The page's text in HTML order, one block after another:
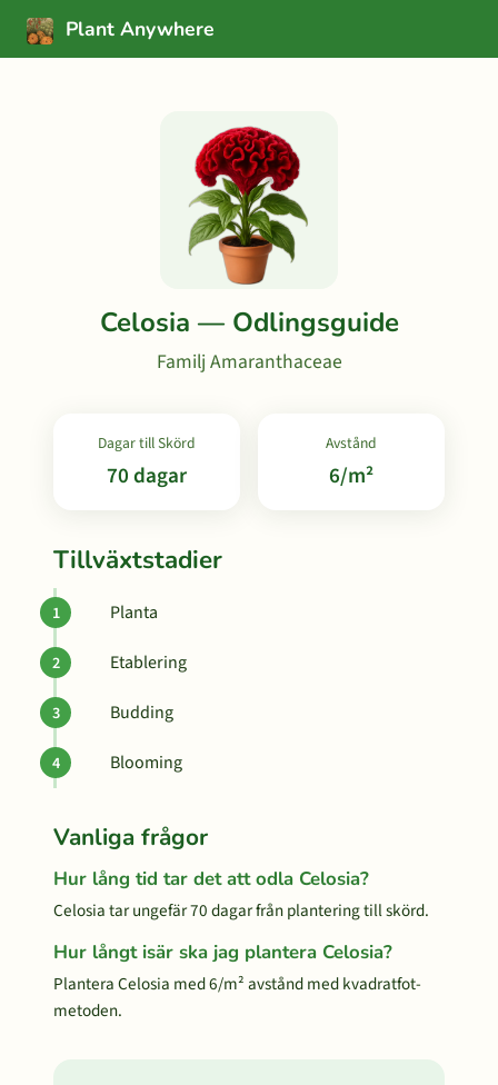
Plant Anywhere
Celosia — Odlingsguide
Familj Amaranthaceae
Dagar till Skörd
70 dagar
Avstånd
6/m²
Tillväxtstadier
Planta
Etablering
Budding
Blooming
Vanliga frågor
Hur lång tid tar det att odla Celosia?
Celosia tar ungefär 70 dagar från plantering till skörd.
Hur långt isär ska jag plantera Celosia?
Plantera Celosia med 6/m² avstånd med kvadratfot-
metoden.